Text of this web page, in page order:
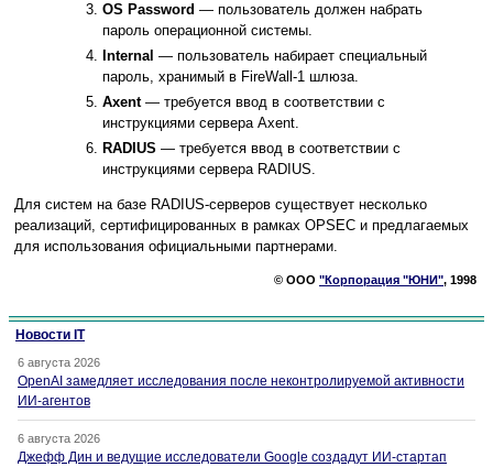
OS Password — пользователь должен набрать
пароль операционной системы.
Internal — пользователь набирает специальный
пароль, хранимый в FireWall-1 шлюза.
Axent— требуется ввод в соответствии с
инструкциями сервера Axent.
RADIUS — требуется ввод в соответствии с
инструкциями сервера RADIUS.
Для систем на базе RADIUS-серверов существует несколько
реализаций, сертифицированных в рамках OPSEC и предлагаемых
для использования официальными партнерами.
© ООО "Корпорация "ЮНИ", 1998
Новости IT
6 августа 2026
OpenAI замедляет исследования после неконтролируемой активности
ИИ-агентов
6 августа 2026
Джефф Дин и ведущие исследователи Google создадут ИИ-стартап